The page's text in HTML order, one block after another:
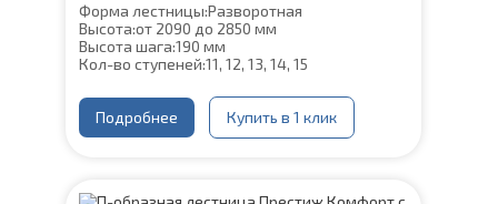
Форма лестницы:Разворотная
Высота:от 2090 до 2850 мм
Высота шага:190 мм
Кол-во ступеней:11, 12, 13, 14, 15
Глубина ступени:
300 мм
Материал каркаса:
Сталь
Конструкция:На монокосоуре
Подробнее Купить в 1 клик